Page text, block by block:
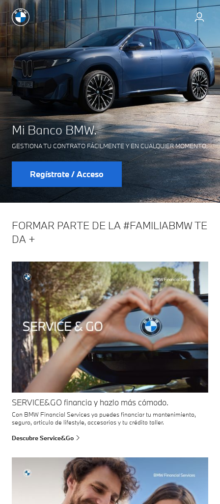
Mi Banco BMW.
GESTIONA TU CONTRATO FÁCILMENTE Y EN CUALQUIER MOMENTO.
Regístrate / Acceso
FORMAR PARTE DE LA #FAMILIABMW TE
DA +
SERVICE&GO financia y hazlo más cómodo.
Con BMW Financial Services ya puedes financiar tu mantenimiento,
seguro, articulo de lifestyle, accesorios y tu crédito taller.
Descubre Service&Go